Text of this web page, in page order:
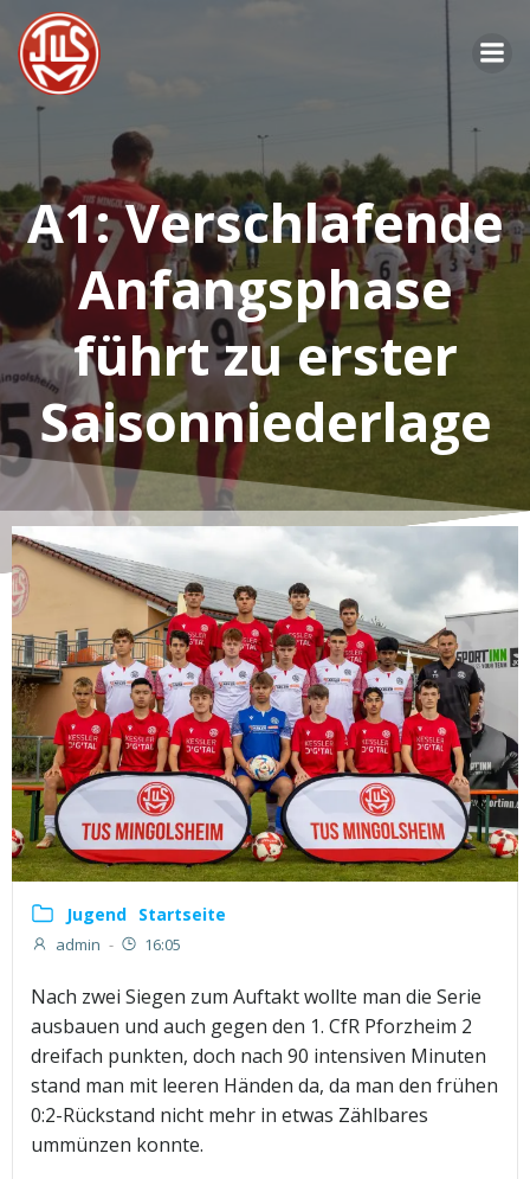
A1: Verschlafende
Anfangsphase
führt zu erster
Saisonniederlage
Jugend Startseite
admin - 16:05
Nach zwei Siegen zum Auftakt wollte man die Serie
ausbauen und auch gegen den 1. CfR Pforzheim 2
dreifach punkten, doch nach 90 intensiven Minuten
stand man mit leeren Händen da, da man den frühen
0:2-Rückstand nicht mehr in etwas Zählbares
ummünzen konnte.